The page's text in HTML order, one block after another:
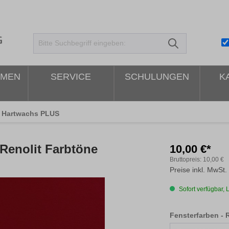
SERVICE SCHULUNGEN
Hartwachs PLUS
Farbtöne 10,00 €*
Bruttopreis: 10,00 €
Preise inkl.
Sofort verfügbar,
Fensterfarben -